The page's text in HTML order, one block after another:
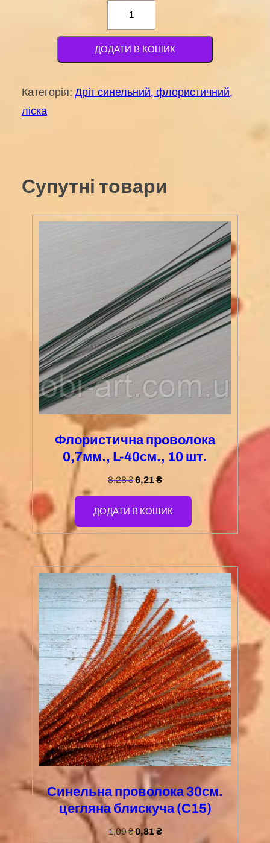
проволока
30см.
сіра
ДОДАТИ В КОШИК
Категорія: Дріт синельний, флористичний,
ліска
Супутні товари
Флористична проволока
0,7мм., L-40см., 10 шт.
8,28₴6,21₴
ДОДАТИ В КОШИК
Синельна проволока 30см.
цегляна блискуча (С15)
1,09₴ 0,81₴